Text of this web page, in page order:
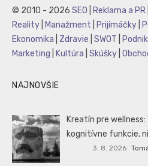
© 2010 - 2026 SEO Reklama a PR
Reality
Manažment Prijímáčky
Ekonomika
Zdravie SWOT
Marketing
Kultúra Skúšky
NAJNOVŠIE
Kreatín pre
kognitívne funkcie,
3. 8. 2026